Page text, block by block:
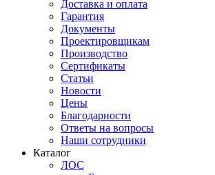
Доставка и оплата
Гарантия
Документы
Проектировщикам
Производство
Сертификаты
Статьи
Новости
Цены
Благодарности
Ответы на вопросы
Наши сотрудники
Каталог
ЛОС